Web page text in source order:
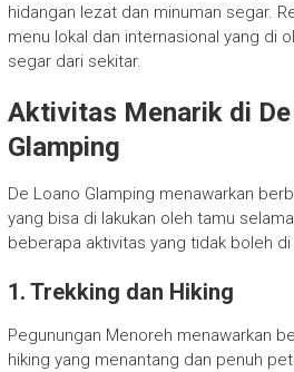
hidangan lezat dan minuman segar.
menu lokal dan internasional yang di
segar dari sekitar.
Aktivitas Menarik di
Glamping
De Loano Glamping menawarkan
yang bisa di lakukan oleh tamu
beberapa aktivitas yang tidak boleh di
1. Trekking dan Hiking
Pegunungan Menoreh menawarkan
hiking yang menantang dan penuh